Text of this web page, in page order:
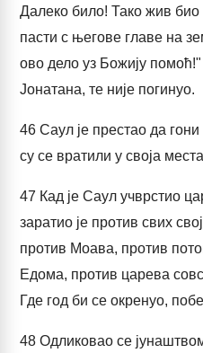
Далеко било! Тако жив био
пасти с његове главе на
ово дело уз Божију
Јонатана, те није погинуо.
46 Саул је престао да
су се вратили у своја
47 Кад је Саул учврстио
заратио је против свих
против Моава, против
Едома, против царева
Где год би се окренуо,
48 Одликовао се